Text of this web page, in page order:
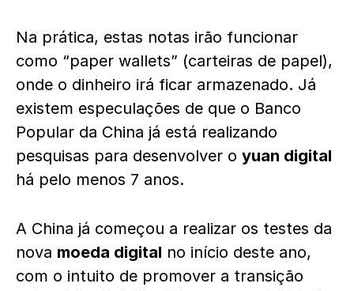
Na prática, estas notas irão funcionar
como “paper wallets” (carteiras de papel),
onde o dinheiro irá ficar armazenado. Já
existem especulações de que o Banco
Popular da China já está realizando
pesquisas para desenvolver o yuan digital
há pelo menos 7 anos.
A China já começou a realizar os testes da
nova moeda digital no início deste ano,
com o intuito de promover a transição